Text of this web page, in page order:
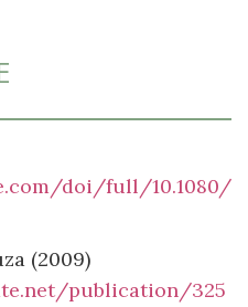
doi/full/10.1080/
(2009)
publication/325